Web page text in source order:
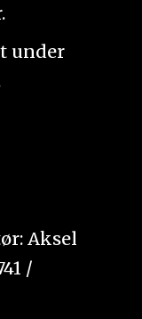
under
Aksel
/